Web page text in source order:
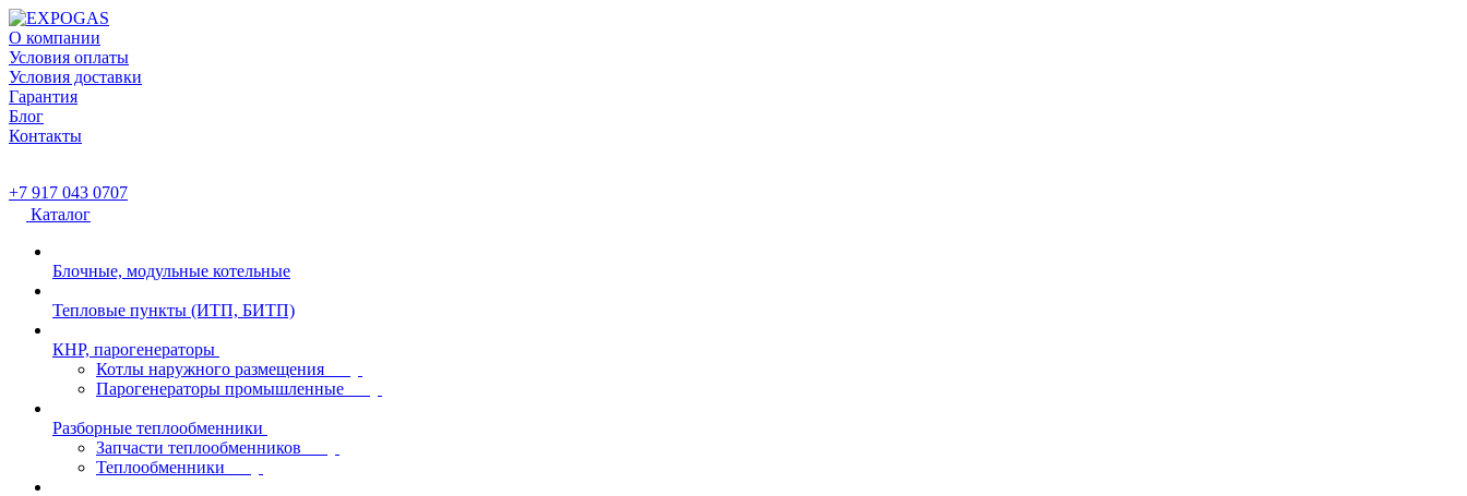
О компании
Условия оплаты
Условия доставки
Гарантия
Блог
Контакты
+7 917 043 0707
Каталог
Блочные, модульные котельные
Тепловые пункты (ИТП, БИТП)
КНР, парогенераторы
Котлы наружного размещения
Парогенераторы промышленные
Разборные теплообменники
Запчасти теплообменников
Теплообменники